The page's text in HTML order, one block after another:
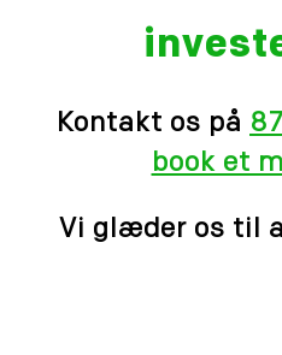
Kontakt os på
book et
Vi glæder os til